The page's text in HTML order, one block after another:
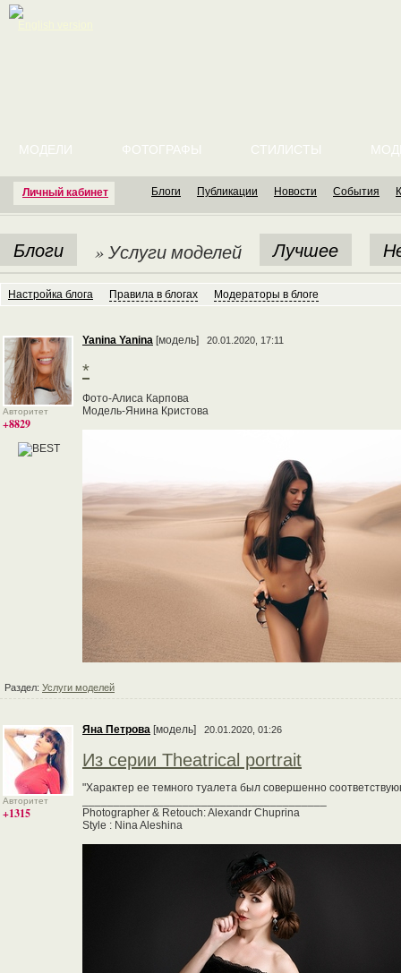
Личный кабинет
МОДЕЛИ ФОТОГРАФЫ СТИЛИСТЫ
Блоги Публикации Новости События
Блоги » Услуги моделей Лучшее
Настройка блога Правила в блогах Модераторы в блоге
Авторитет
+8829
Yanina Yanina [модель] 20.01.2020, 17:11
*
Фото-Алиса Карпова
Модель-Янина Кристова
Раздел: Услуги моделей
Авторитет
+1315
Яна Петрова [модель] 20.01.2020, 01:26
Из серии Theatrical portrait
"Характер ее темного туалета был совершенно
Photographer & Retouch: Alexandr Chuprina
Style : Nina Aleshina